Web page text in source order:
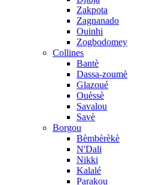
Zakpota
Zagnanado
Ouinhi
Zogbodomey
Collines
Bantè
Dassa-zoumè
Glazoué
Ouèssè
Savalou
Savè
Borgou
Bèmbèrèkè
N'Dali
Nikki
Kalalé
Parakou